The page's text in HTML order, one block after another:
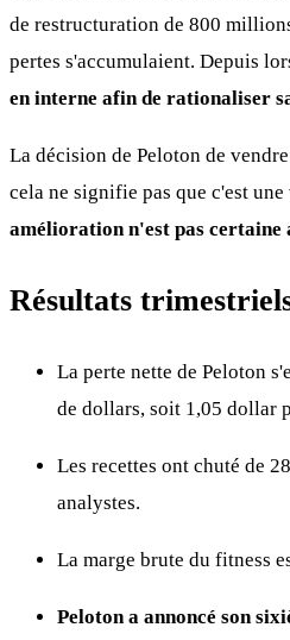
de restructuration de 800
pertes s'accumulaient. Depuis
en interne afin de rationaliser
La décision de Peloton de
cela ne signifie pas que c'est
amélioration n'est pas certaine
Résultats
La perte nette de Peloton
de dollars, soit 1,05 dollar
Les recettes ont chuté de
analystes.
La marge brute du fitness
Peloton a annoncé son